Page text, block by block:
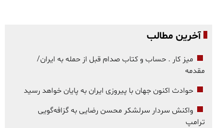
آخرین مطالب
میز کار . حساب و کتاب صدام قبل از حمله به ایران/
مقدمه
حوادث اکنون جهان با پیروزی ایران به پایان خواهد رسید
واکنش سردار سرلشکر محسن رضایی به گزافه‌گویی
ترامپ